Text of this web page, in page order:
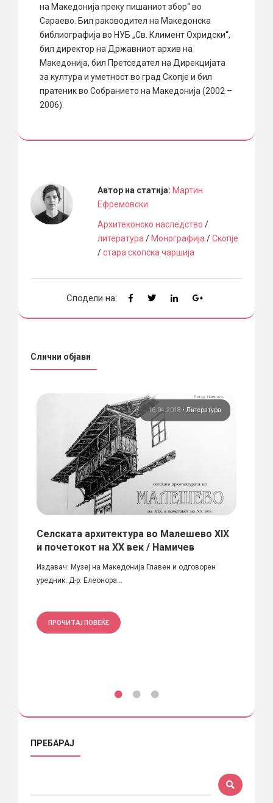
на Македонија преку пишаниот збор“ во
Сараево. Бил раководител на Македонска
библиографија во НУБ „Св. Климент Охридски“,
бил директор на Државниот архив на
Македонија, бил Претседател на Дирекцијата
за култура и уметност во град Скопје и бил
пратеник во Собранието на Македонија (2002 –
2006).
Автор на статија: Мартин
Ефремовски
Архитеконско наследство /
литература/ Монографија/Скопје
/стара скопска чаршија
Сподели на:
Слични објави
16.04.2018 • Литература
Селската архитектура во Малешево XIX
и почетокот на XX век / Намичев
Издавач: Музеј на Македонија Главен и одговорен
уредник: Д-р. Елеонора...
ПРОЧИТАЈ ПОВЕЌЕ
ПРЕБАРАЈ